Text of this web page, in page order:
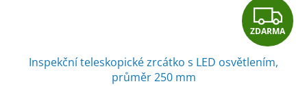
Z
D
ZDARMA
Inspekční teleskopické zrcátko s LED osvětlením,
průměr 250 mm